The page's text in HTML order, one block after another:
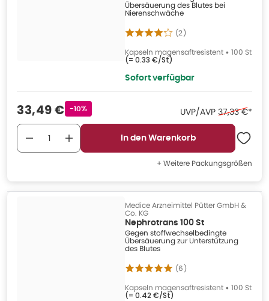
Übersäuerung des Blutes bei
Nierenschwäche
(2)
Kapseln magensaftresistent • 100 St
(=0.33 €/St)
Sofort verfügbar
Verkaufspreis
33,49 € Rabattstempel
-10% UVP/AVP Ehemaliger
37,33 €*
In den Warenkorb
+ Weitere Packungsgrößen
Medice Arzneimittel Pütter GmbH &
Co. KG
Nephrotrans 100 St
Gegen stoffwechselbedingte
Übersäuerung zur Unterstützung
des Blutes
(6)
Kapseln magensaftresistent • 100 St
(=0.42 €/St)